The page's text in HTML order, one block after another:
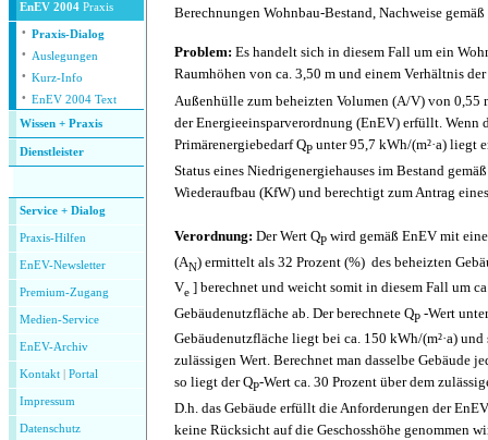
EnEV 2004 Praxis
· Praxis-Dialog
· Auslegungen
· Kurz-Info
· EnEV 2004 Text
Wissen + Praxis
Dienstleister
Service + Dialog
Praxis-Hilfen
EnEV-Newsletter
Premium-Zugang
Medien-Service
EnEV-Archiv
Kontakt Portal
Impressum
Datenschutz
Berechnungen Wohnbau-Bestand, Nachweise
Problem: Es handelt sich in diesem Fall um ein
Raumhöhen von ca. 3,50 m und einem Verhältnis
Außenhülle zum beheizten Volumen (A/V) von 0,55
der Energieeinsparverordnung (EnEV) erfüllt. Wenn
Primärenergiebedarf QP unter 95,7 kWh/(m²·a) liegt
Status eines Niedrigenergiehauses im Bestand
Wiederaufbau (KfW) und berechtigt zum Antrag
Verordnung: Der Wert QP wird gemäß EnEV mit
(AN) ermittelt als 32 Prozent (%) des beheizten
Ve ] berechnet und weicht somit in diesem Fall um
Gebäudenutzfläche ab. Der berechnete QP -Wert
Gebäudenutzfläche liegt bei ca. 150 kWh/(m²·a)
zulässigen Wert. Berechnet man dasselbe Gebäude
so liegt der QP-Wert ca. 30 Prozent über dem
D.h. das Gebäude erfüllt die Anforderungen der
keine Rücksicht auf die Geschosshöhe genommen